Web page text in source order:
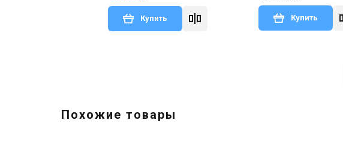
Купить Купить
Похожие товары